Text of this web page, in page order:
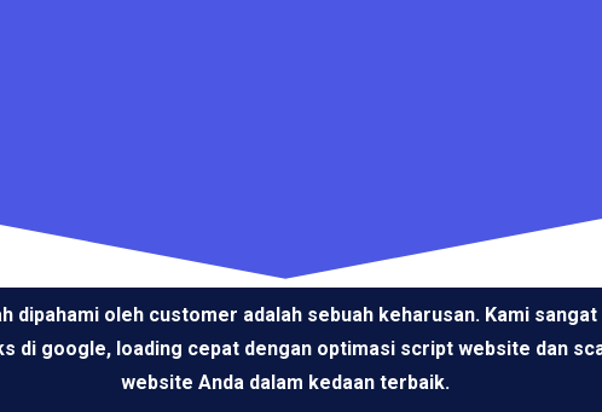
oleh customer adalah sebuah keharusan. Kami
di google, loading cepat dengan optimasi script website dan
website Anda dalam kedaan terbaik.